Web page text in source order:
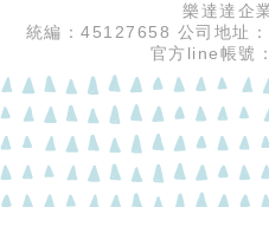
樂達達企
統編：45127658 公司地址
官方line帳號：